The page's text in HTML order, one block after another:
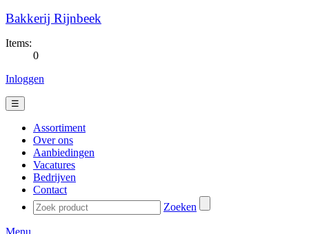
Bakkerij Rijnbeek
Items:
0
Inloggen
☰
Assortiment
Over ons
Aanbiedingen
Vacatures
Bedrijven
Contact
Zoeken
Menu